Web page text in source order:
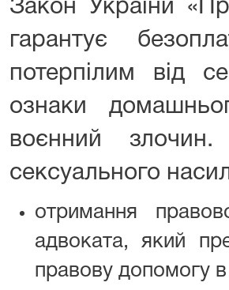
Закон України
гарантує
потерпілим від
ознаки
воєнний
сексуального
отримання
адвоката, який
правову допомогу